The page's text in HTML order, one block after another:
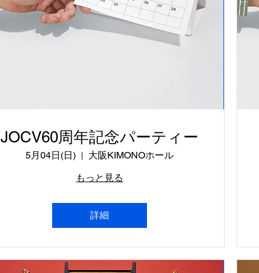
JOCV60周年記念パーティー
5月04日(日)
大阪KIMONOホール
もっと見る
詳細